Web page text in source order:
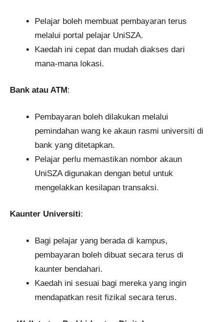
Pelajar boleh membuat pembayaran terus
melalui portal pelajar UniSZA.
Kaedah ini cepat dan mudah diakses dari
mana-mana lokasi.
Bank atau ATM :
Pembayaran boleh dilakukan melalui
pemindahan wang ke akaun rasmi universiti di
bank yang ditetapkan.
Pelajar perlu memastikan nombor akaun
UniSZA digunakan dengan betul untuk
mengelakkan kesilapan transaksi.
Kaunter Universiti:
Bagi pelajar yang berada di kampus,
pembayaran boleh dibuat secara terus di
kaunter bendahari.
Kaedah ini sesuai bagi mereka yang ingin
mendapatkan resit fizikal secara terus.